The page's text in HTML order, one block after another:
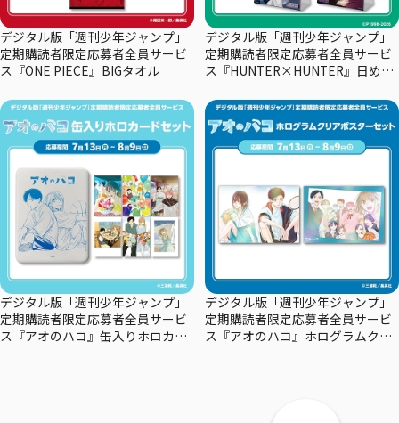
デジタル版「週刊少年ジャンプ」
定期購読者限定応募者全員サービ
ス『ONE PIECE』BIGタオル
デジタル版「週刊少年ジャンプ」
定期購読者限定応募者全員サービ
ス『HUNTER×HUNTER』日めく
デジタル版「週刊少年ジャンプ」
定期購読者限定応募者全員サービ
ス『アオのハコ』缶入りホロカー
デジタル版「週刊少年ジャンプ」
定期購読者限定応募者全員サービ
ス『アオのハコ』ホログラムクリ